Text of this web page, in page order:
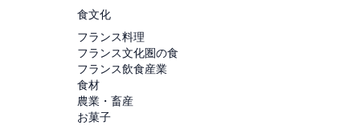
食文化
フランス料理
フランス文化圏の食
フランス飲食産業
食材
農業・畜産
お菓子